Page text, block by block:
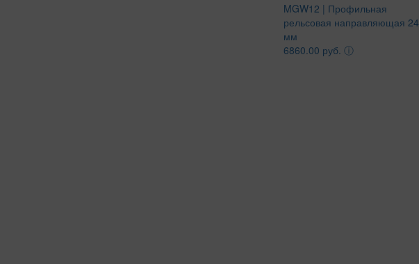
MGW12 | Профильная
рельсовая направляющая 24
мм
6860.00 руб. ⓘ